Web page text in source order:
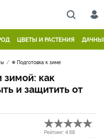
ЦВЕТЫ И РАСТЕНИЯ
❄ Подготовка к зиме
зимой: как
и защитить от
Рейтинг: 4.68